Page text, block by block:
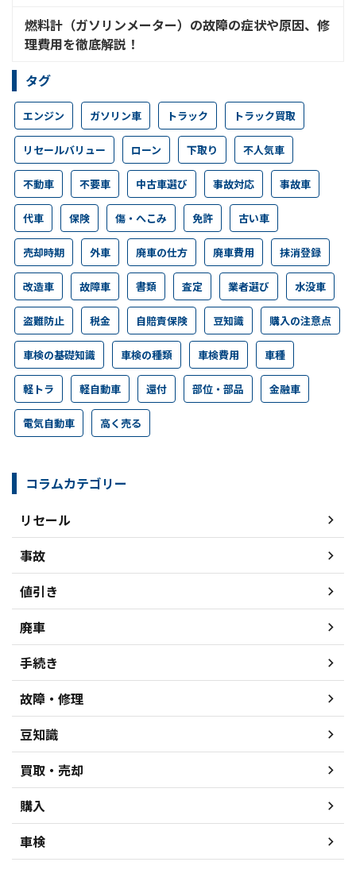
燃料計（ガソリンメーター）の故障の症状や原因、修
理費用を徹底解説！
タグ
エンジン ガソリン車 トラック トラック買取
リセールバリュー ローン 下取り 不人気車
不動車 不要車 中古車選び 事故対応 事故車
代車 保険 傷・へこみ 免許 古い車
売却時期 外車 廃車の仕方 廃車費用 抹消登録
改造車 故障車 書類 査定 業者選び 水没車
盗難防止 税金 自賠責保険 豆知識 購入の注意点
車検の基礎知識 車検の種類 車検費用 車種
軽トラ 軽自動車 還付 部位・部品 金融車
電気自動車 高く売る
コラムカテゴリー
リセール
事故
値引き
廃車
手続き
故障・修理
豆知識
買取・売却
購入
車検